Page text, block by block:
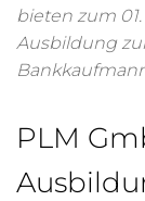
bieten zum
Ausbildung
PLM